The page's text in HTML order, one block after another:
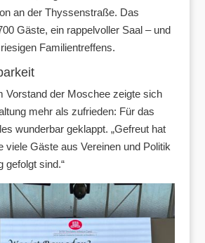
an der Thyssenstraße. Das
Gäste, ein rappelvoller Saal – und
Familientreffens.
Vorstand der Moschee zeigte sich
mehr als zufrieden: Für das
wunderbar geklappt. „Gefreut hat
viele Gäste aus Vereinen und Politik
gefolgt sind.“